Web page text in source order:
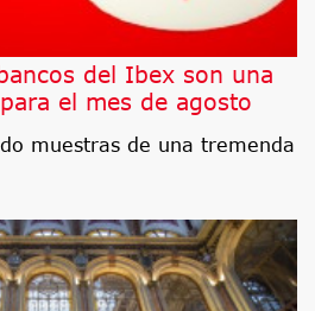
del Ibex son una
el mes de agosto
muestras de una tremenda